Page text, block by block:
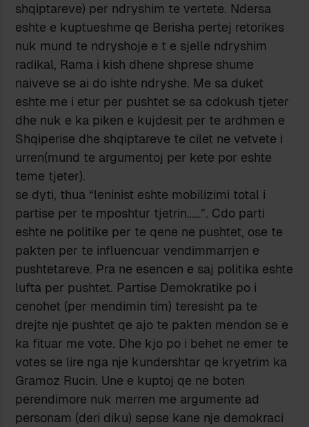
shqiptareve) per ndryshim te vertete. Ndersa
eshte e kuptueshme qe Berisha pertej retorikes
nuk mund te ndryshoje e t e sjelle ndryshim
radikal, Rama i kish dhene shprese shume
naiveve se ai do ishte ndryshe. Me sa duket
eshte me i etur per pushtet se sa cdokush tjeter
dhe nuk e ka piken e kujdesit per te ardhmen e
Shqiperise dhe shqiptareve te cilet ne vetvete i
urren(mund te argumentoj per kete por eshte
teme tjeter).
se dyti, thua “leninist eshte mobilizimi total i
partise per te mposhtur tjetrin……”. Cdo parti
eshte ne politike per te qene ne pushtet, ose te
pakten per te influencuar vendimmarrjen e
pushtetareve. Pra ne esencen e saj politika eshte
lufta per pushtet. Partise Demokratike po i
cenohet (per mendimin tim) teresisht pa te
drejte nje pushtet qe ajo te pakten mendon se e
ka fituar me vote. Dhe kjo po i behet ne emer te
votes se lire nga nje kundershtar qe kryetrim ka
Gramoz Rucin. Une e kuptoj qe ne boten
perendimore nuk merren me argumente ad
personam (deri diku) sepse kane nje demokraci